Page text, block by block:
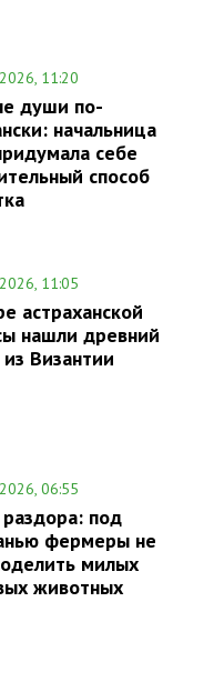
11:20
души по-
начальница
себе
способ
11:05
астраханской
нашли древний
Византии
06:55
под
фермеры не
милых
животных